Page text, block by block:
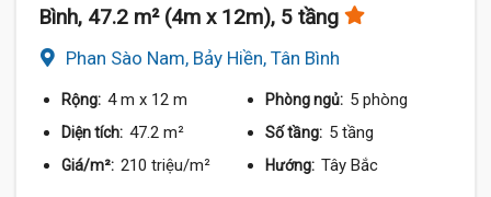
Bình, 47.2 m² (4m x 12m), 5 tầng
Phan Sào Nam, Bảy Hiền, Tân Bình
Rộng: 4 m x 12 m Phòng ngủ: 5 phòng
Diện tích: 47.2 m² Số tầng: 5 tầng
Giá/m²: 210 triệu/m² Hướng: Tây Bắc